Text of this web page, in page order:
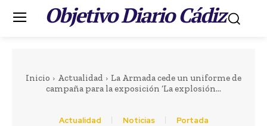
Objetivo Diario Cádiz.
Inicio Actualidad
La Armada cede un uniforme de
campaña para la exposición ‘La explosión...
Actualidad Noticias Portada